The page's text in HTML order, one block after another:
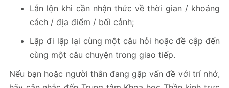
Lẫn lộn khi cần nhận thức về thời gian / khoảng
cách / địa điểm / bối cảnh;
Lặp đi lặp lại cùng một câu hỏi hoặc đề cập đến
cùng một câu chuyện trong giao tiếp.
Nếu bạn hoặc người thân đang gặp vấn đề với trí nhớ,